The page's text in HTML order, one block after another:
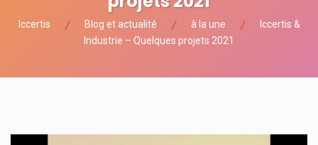
Iccertis Blog et actualité à la une
Iccertis &
Industrie – Quelques projets 2021